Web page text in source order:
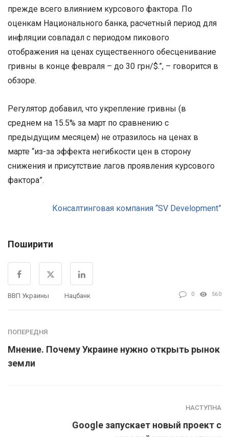
прежде всего влиянием курсового фактора. По
оценкам Национального банка, расчетный период для
инфляции совпадал с периодом пикового
отображения на ценах существенного обесценивание
гривны в конце февраля – до 30 грн/$.”, – говорится в
обзоре.
Регулятор добавил, что укрепление гривны (в
среднем на 15.5% за март по сравнению с
предыдущим месяцем) не отразилось на ценах в
марте “из-за эффекта негибкости цен в сторону
снижения и присутствие лагов проявления курсового
фактора”.
Консалтинговая компания “SV Development”
Поширити
ВВП Украины Нацбанк 0 560
ПОПЕРЕДНЯ
Мнение. Почему Украине нужно открыть рынок
земли
НАСТУПНА
Google запускает новый проект с